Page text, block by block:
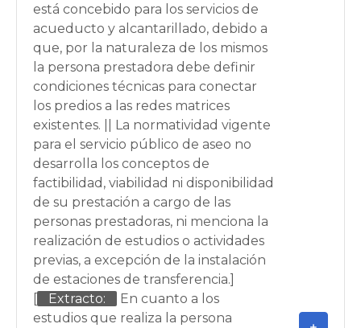
está concebido para los servicios de
acueducto y alcantarillado, debido a
que, por la naturaleza de los mismos
la persona prestadora debe definir
condiciones técnicas para conectar
los predios a las redes matrices
existentes. || La normatividad vigente
para el servicio público de aseo no
desarrolla los conceptos de
factibilidad, viabilidad ni disponibilidad
de su prestación a cargo de las
personas prestadoras, ni menciona la
realización de estudios o actividades
previas, a excepción de la instalación
de estaciones de transferencia.]
[
Extracto:
En cuanto a los
estudios que realiza la persona